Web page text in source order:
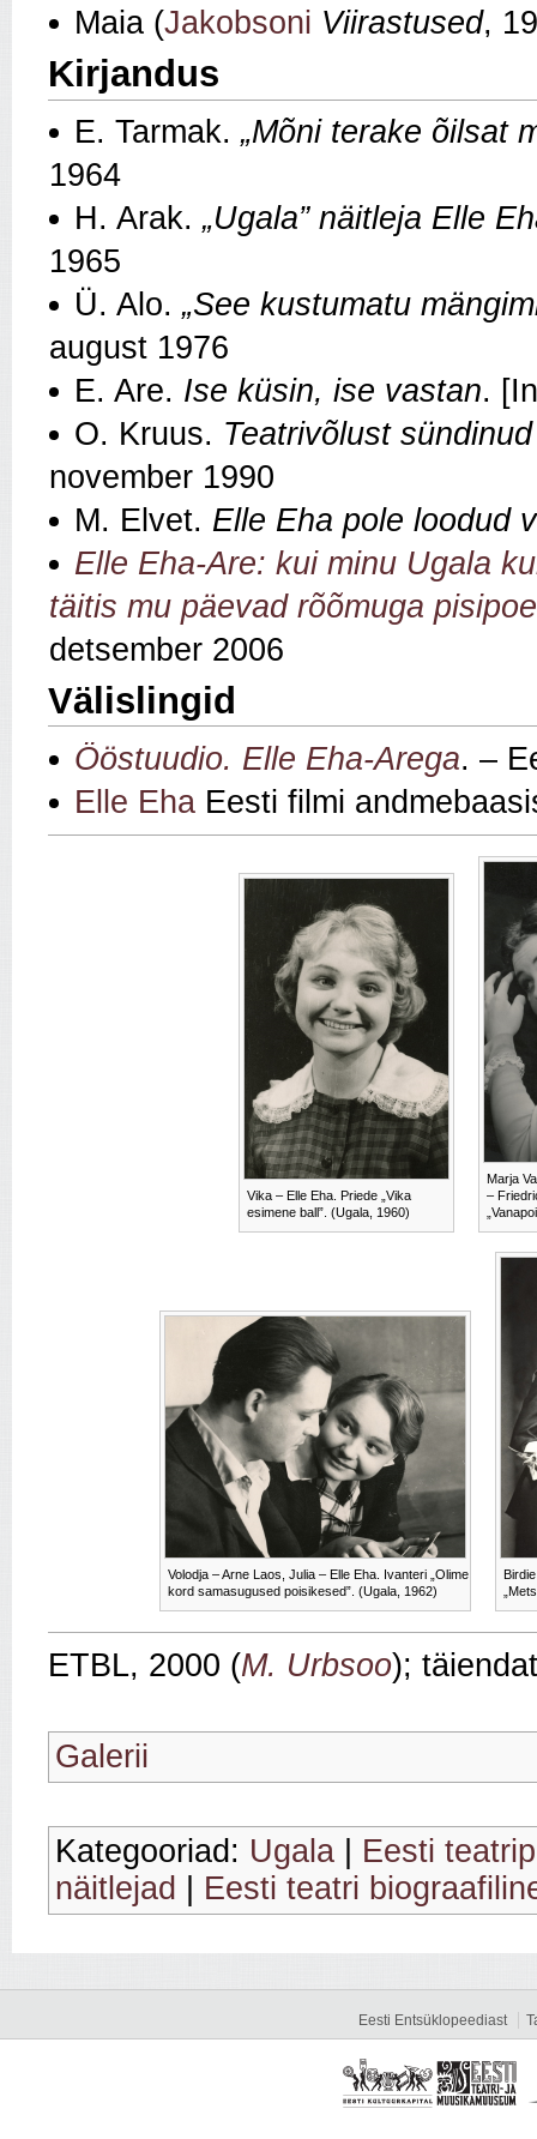
Maia (Jakobsoni Viirastused,
Kirjandus
E. Tarmak. „Mõni terake õilsat
1964
H. Arak. „Ugala” näitleja Elle
1965
Ü. Alo.„See kustumatu
august 1976
E. Are. Ise küsin, ise vastan.
O. Kruus. Teatrivõlust
november 1990
M. Elvet. Elle Eha pole loodud
Elle Eha-Are: kui minu Ugala
täitis mu päevad rõõmuga
detsember 2006
Välislingid
Ööstuudio. Elle Eha-Arega. –
Elle Eha Eesti filmi
Vika – Elle Eha. Priede „Vika
esimene ball”. (Ugala, 1960)
Marja
–
Volodja – Arne Laos, Julia – Elle Eha. Ivanteri „Olime
kord samasugused poisikesed”. (Ugala, 1962)
ETBL, 2000 (M. Urbsoo);
Galerii
Kategooriad: Ugala
Eesti
näitlejad
Eesti teatri
Eesti Entsüklopeediast